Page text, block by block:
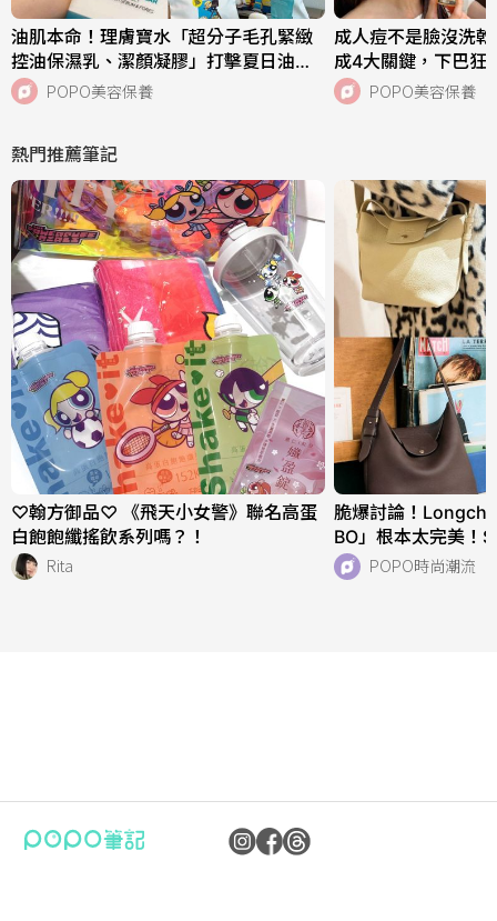
油肌本命！理膚寶水「超分子毛孔緊緻
控油保濕乳、潔顏凝膠」打擊夏日油痘
危機，跨界聯名《小小兵與大怪獸》超
萌周邊快來收藏！
POPO美容保養
成人痘不是臉沒洗
成4大關鍵，下巴狂
中，SISLEY植物極
次搞定痘肌！
POPO美容保養
熱門推薦筆記
♡翰方御品♡ 《飛天小女警》聯名高蛋
白飽飽纖搖飲系列嗎？！
Rita
脆爆討論！
BO」根本太完美！
快衝店上試揹！
POPO時尚潮流